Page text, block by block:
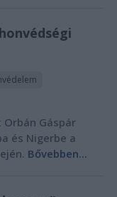
Gáspár
és Nigerbe a
Bővebben...